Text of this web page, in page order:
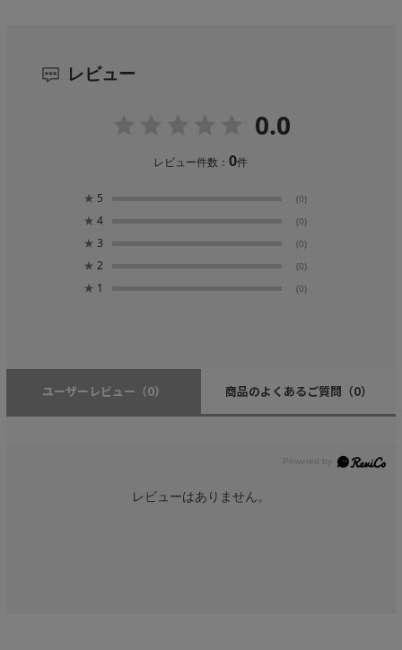
レビュー
0.0
レビュー件数：0件
★ 5 (0)
★ 4 (0)
★ 3 (0)
★ 2 (0)
★ 1 (0)
ユーザーレビュー （0） 商品のよくあるご質問 （0）
レビューはありません。